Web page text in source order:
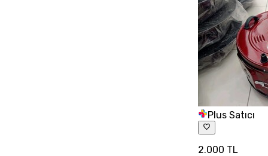
Plus Satıcı
2.000 TL